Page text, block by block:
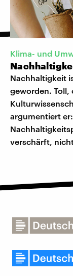
Klima- und
Nachhaltigkeit
geworden. Toll,
argumentiert
verschärft,